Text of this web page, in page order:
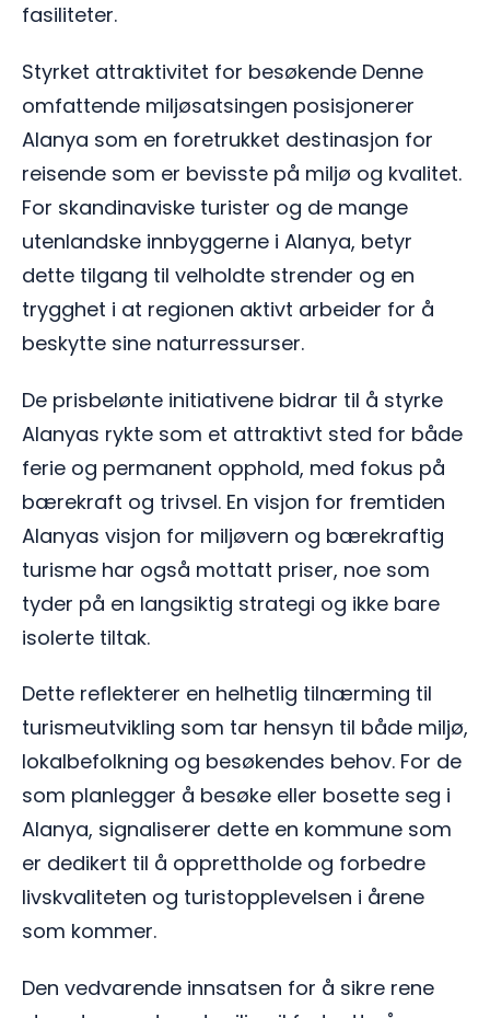
fasiliteter.
Styrket attraktivitet for besøkende Denne
omfattende miljøsatsingen posisjonerer
Alanya som en foretrukket destinasjon for
reisende som er bevisste på miljø og kvalitet.
For skandinaviske turister og de mange
utenlandske innbyggerne i Alanya, betyr
dette tilgang til velholdte strender og en
trygghet i at regionen aktivt arbeider for å
beskytte sine naturressurser.
De prisbelønte initiativene bidrar til å styrke
Alanyas rykte som et attraktivt sted for både
ferie og permanent opphold, med fokus på
bærekraft og trivsel. En visjon for fremtiden
Alanyas visjon for miljøvern og bærekraftig
turisme har også mottatt priser, noe som
tyder på en langsiktig strategi og ikke bare
isolerte tiltak.
Dette reflekterer en helhetlig tilnærming til
turismeutvikling som tar hensyn til både miljø,
lokalbefolkning og besøkendes behov. For de
som planlegger å besøke eller bosette seg i
Alanya, signaliserer dette en kommune som
er dedikert til å opprettholde og forbedre
livskvaliteten og turistopplevelsen i årene
som kommer.
Den vedvarende innsatsen for å sikre rene